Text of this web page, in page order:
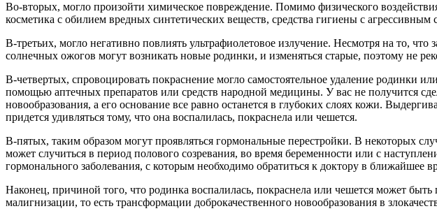
Во-вторых, могло произойти химическое повреждение. Помимо физического
косметика с обилием вредных синтетических веществ, средства гигиены с агрессивным
В-третьих, могло негативно повлиять ультрафиолетовое излучение. Несмотря на то,
солнечных ожогов могут возникать новые родинки, и изменяться старые, поэтому не
В-четвертых, спровоцировать покраснение могло самостоятельное удаление родинки
помощью аптечных препаратов или средств народной медицины. У вас не получится
новообразования, а его основание все равно останется в глубоких слоях кожи.
придется удивляться тому, что она воспалилась, покраснела или чешется.
В-пятых, таким образом могут проявляться гормональные перестройки. В некоторых
может случиться в период полового созревания, во время беременности или с
гормонального заболевания, с которым необходимо обратиться к доктору в ближайшее
Наконец, причиной того, что родинка воспалилась, покраснела или чешется может
малигнизации, то есть трансформации доброкачественного новообразования в